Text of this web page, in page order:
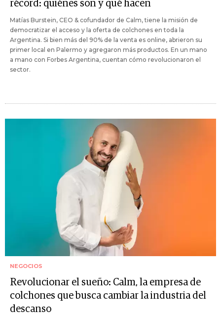
récord: quiénes son y qué hacen
Matías Burstein, CEO & cofundador de Calm, tiene la misión de
democratizar el acceso y la oferta de colchones en toda la
Argentina. Si bien más del 90% de la venta es online, abrieron su
primer local en Palermo y agregaron más productos. En un mano
a mano con Forbes Argentina, cuentan cómo revolucionaron el
sector.
NEGOCIOS
Revolucionar el sueño: Calm, la empresa de
colchones que busca cambiar la industria del
descanso